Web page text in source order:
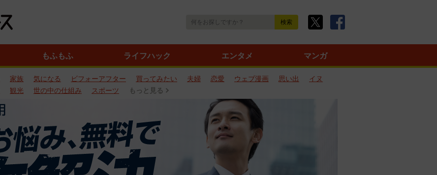
もふもふ ライフハック エンタメ マンガ
家族 気になる ビフォーアフター 買ってみたい 夫婦 恋愛 ウェブ漫画 思い出
イヌ
観光 世の中の仕組み スポーツ もっと見る